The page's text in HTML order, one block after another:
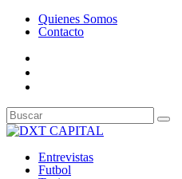
Quienes Somos
Contacto
Entrevistas
Futbol